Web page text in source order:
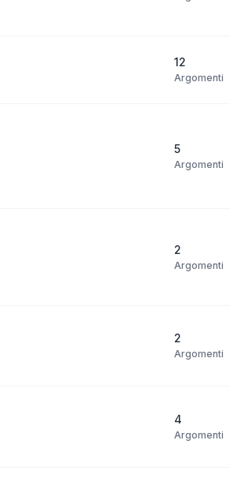
12
Argomenti
5
Argomenti
2
Argomenti
2
Argomenti
4
Argomenti